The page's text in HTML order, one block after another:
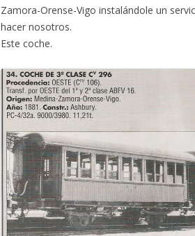
Zamora-Orense-Vigo instalándole un
hacer nosotros.
Este coche.